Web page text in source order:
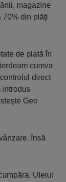
magazine
70% din plăţi
de plată în
cumva
direct
introdus
Geo
însă
Uleiul